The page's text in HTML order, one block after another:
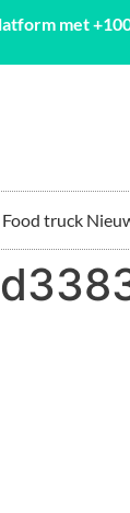
met
Food truck